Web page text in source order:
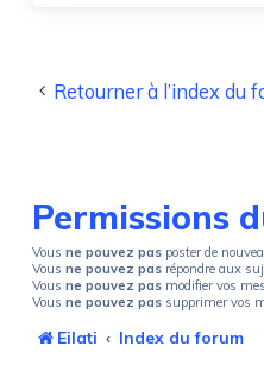
Retourner à l’index du
Permissions
Vousne pouvez pas poster de
Vousne pouvez pas répondre aux
Vousne pouvez pas modifier vos
Vousne pouvez pas supprimer vos
Eilati Index du forum